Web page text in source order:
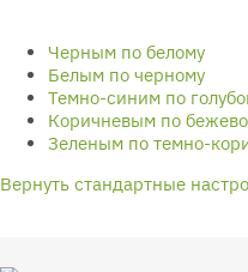
Черным по белому
Белым по черному
Темно-синим по
Коричневым по
Зеленым по темно-
Вернуть стандартные